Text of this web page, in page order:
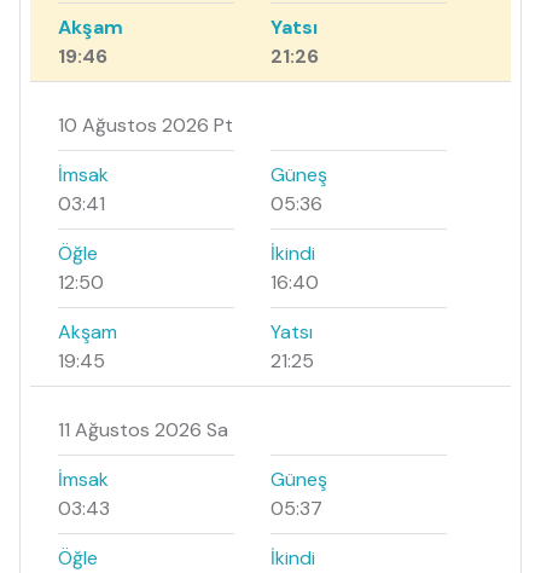
Akşam
19:46
Yatsı
21:26
10 Ağustos 2026 Pt
İmsak
03:41
Güneş
05:36
Öğle
12:50
İkindi
16:40
Akşam
19:45
Yatsı
21:25
11 Ağustos 2026 Sa
İmsak
03:43
Güneş
05:37
Öğle
İkindi